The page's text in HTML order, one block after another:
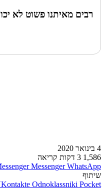
רבים מאיתנו פשוט לא
4 בינואר 2020
1,586 3 דקות קריאה
Messenger WhatsApp
שיתוף
Odnoklassniki Pocket